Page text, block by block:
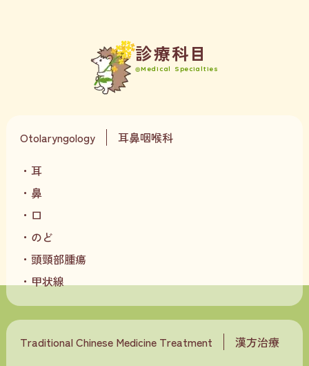
診療科目
Medical Specialties
Otolaryngology
耳鼻咽喉科
耳
鼻
口
のど
頭頸部腫瘍
甲状線
Traditional Chinese Medicine Treatment
漢方治療